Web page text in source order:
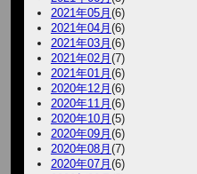
2021年05月(6)
2021年04月(6)
2021年03月(6)
2021年02月(7)
2021年01月(6)
2020年12月(6)
2020年11月(6)
2020年10月(5)
2020年09月(6)
2020年08月(7)
2020年07月(6)